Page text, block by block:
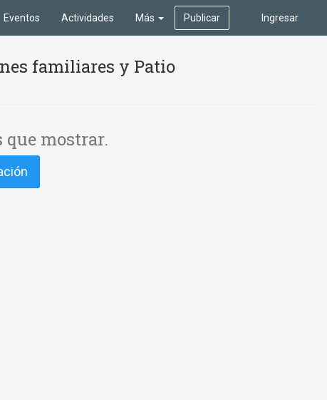
Ingresar
Eventos Actividades Más Publicar
familiares y Patio
mostrar.